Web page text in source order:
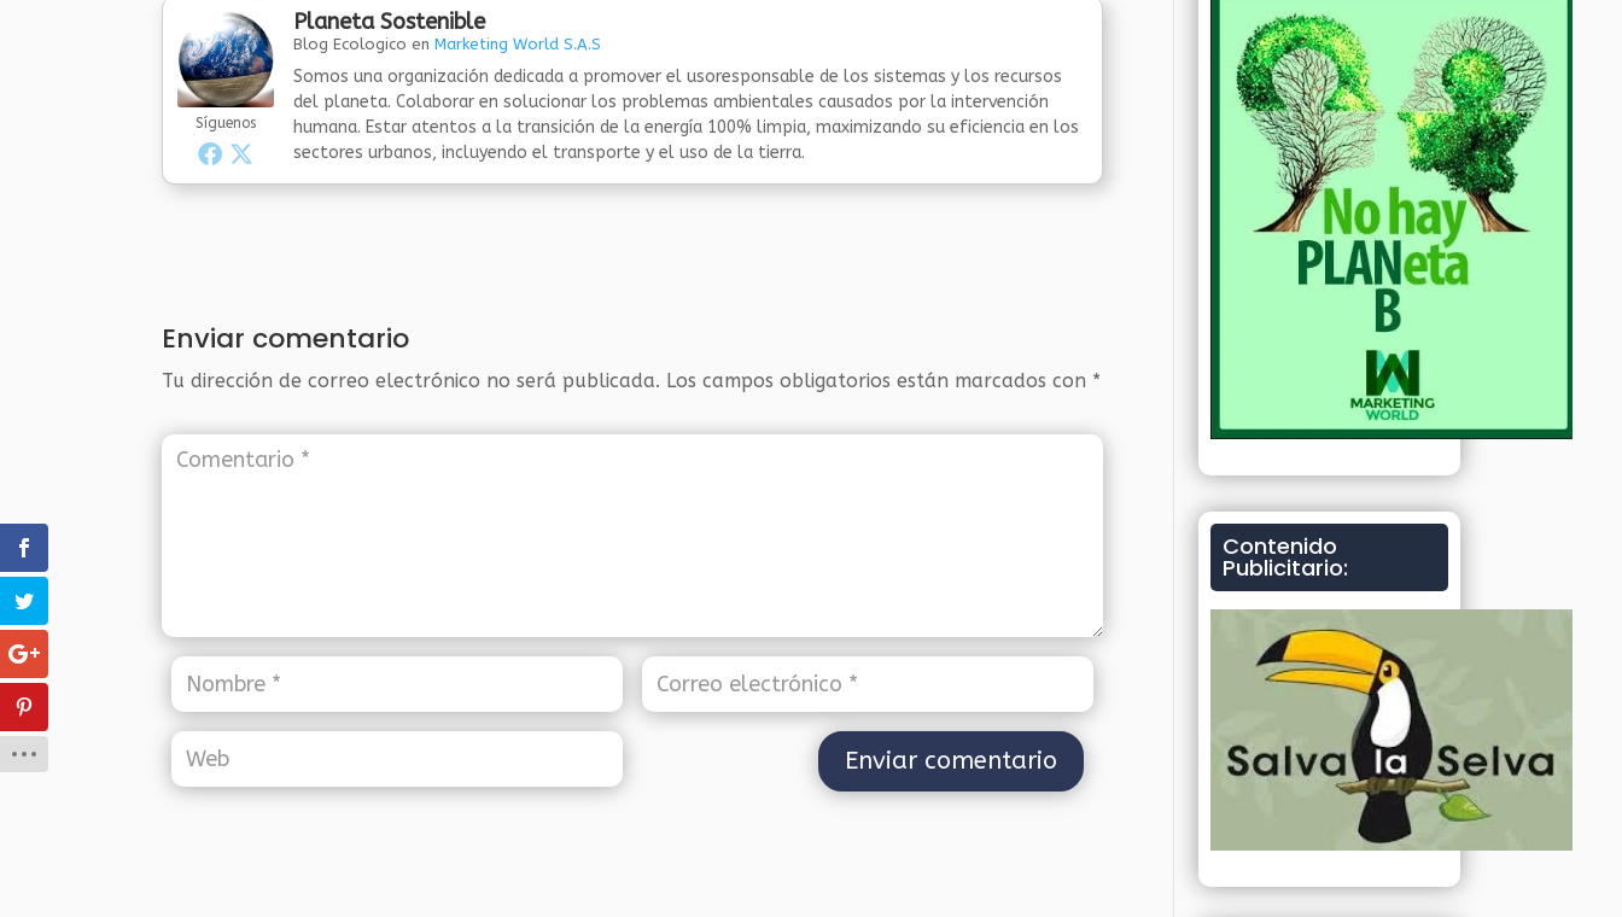
Síguenos
Planeta Sostenible
Blog Ecologico enMarketing World S.A.S
Somos una organización dedicada a promover el usoresponsable de los sistemas y los recursos
del planeta. Colaborar en solucionar los problemas ambientales causados por la intervención
humana. Estar atentos a la transición de la energía 100% limpia, maximizando su eficiencia en los
sectores urbanos, incluyendo el transporte y el uso de la tierra.
Enviar comentario
Tu dirección de correo electrónico no será publicada. Los campos obligatorios están marcados con *
Contenido
Publicitario: